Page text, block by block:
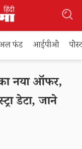
फंड आईपीओ
नया ऑफर,
डेटा, जाने